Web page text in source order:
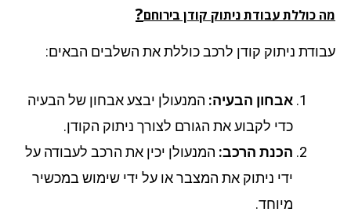
כוללת עבודת ניתוק קודן בירוחם?
ניתוק קודן לרכב כוללת את השלבים הבאים:
אבחון הבעיה:המנעולן יבצע אבחון של הבעיה
כדי לקבוע את הגורם לצורך ניתוק הקודן.
הכנת הרכב:המנעולן יכין את הרכב לעבודה על
ידי ניתוק את המצבר או על ידי שימוש במכשיר
מיוחד.